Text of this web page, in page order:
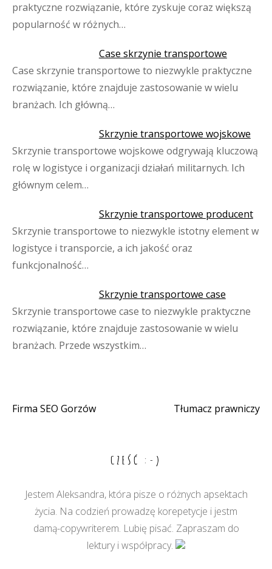
praktyczne rozwiązanie, które zyskuje coraz większą
popularność w różnych…
Case skrzynie transportowe
Case skrzynie transportowe to niezwykle praktyczne
rozwiązanie, które znajduje zastosowanie w wielu
branżach. Ich główną…
Skrzynie transportowe wojskowe
Skrzynie transportowe wojskowe odgrywają kluczową
rolę w logistyce i organizacji działań militarnych. Ich
głównym celem…
Skrzynie transportowe producent
Skrzynie transportowe to niezwykle istotny element w
logistyce i transporcie, a ich jakość oraz
funkcjonalność…
Skrzynie transportowe case
Skrzynie transportowe case to niezwykle praktyczne
rozwiązanie, które znajduje zastosowanie w wielu
branżach. Przede wszystkim…
Nawigacja
Firma SEO Gorzów Tłumacz prawniczy
CZEŚĆ :-)
Jestem Aleksandra, która pisze o różnych apsektach
życia. Na codzień prowadzę korepetycje i jestm
damą-copywriterem. Lubię pisać. Zapraszam do
lektury i współpracy.